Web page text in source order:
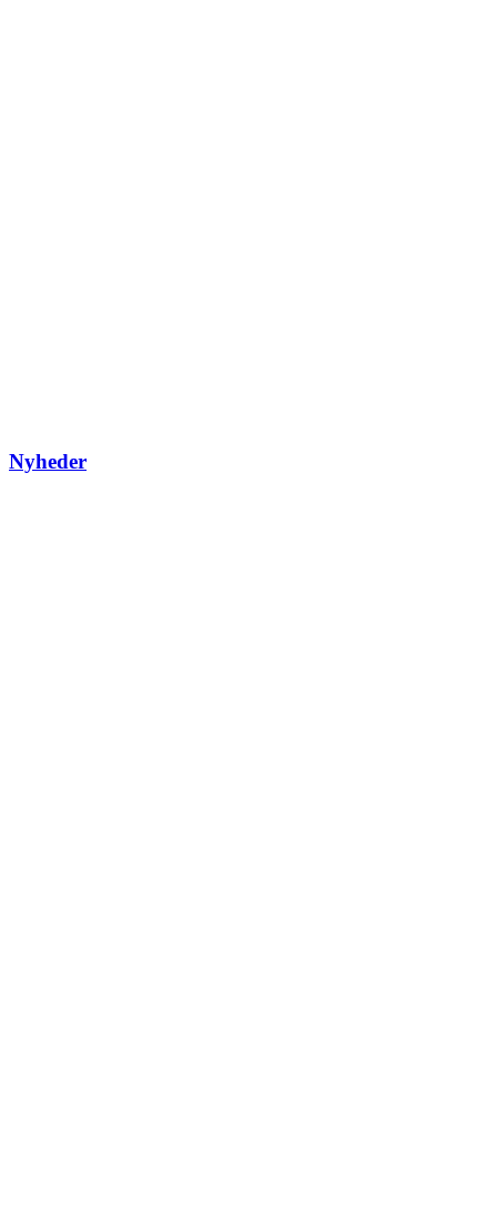
Nyheder